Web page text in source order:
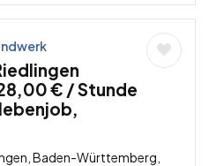
€ / Stunde
Baden-Württemberg,